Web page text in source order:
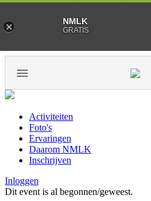
Activiteiten
Foto's
Ervaringen
Daarom NMLK
Inschrijven
Inloggen
Dit event is al begonnen/geweest.
NMLK
GRATIS